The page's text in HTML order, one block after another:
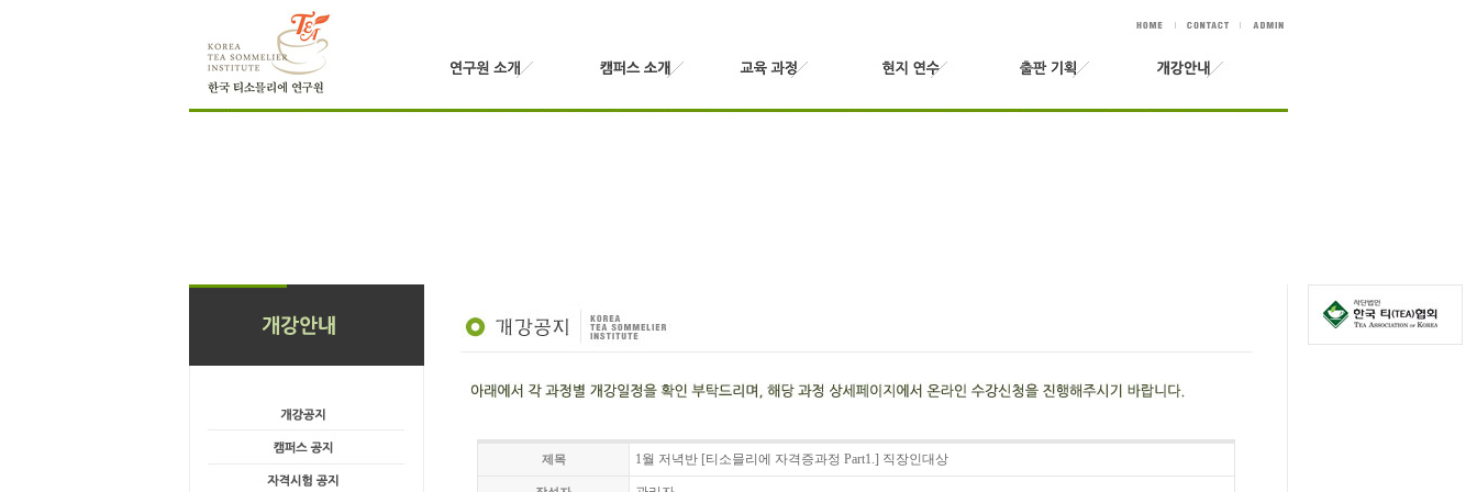
제목 1월 저녁반 [티소믈리에 자격증과정 Part1.] 직장인대상